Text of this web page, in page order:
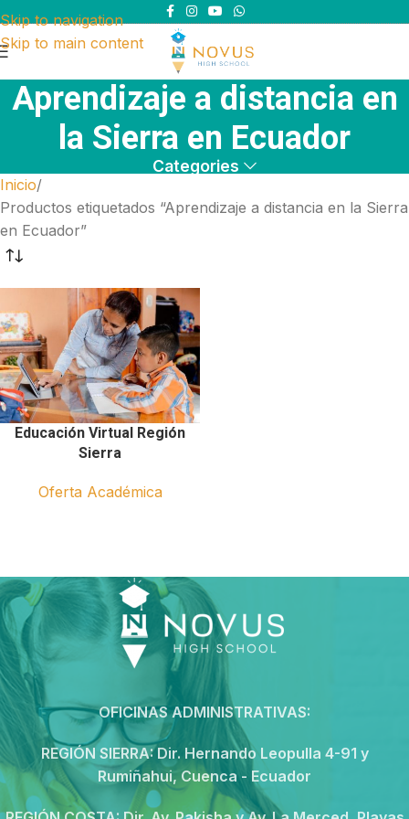
Skip to navigation
Skip to main content
Aprendizaje a distancia en
la Sierra en Ecuador
Categories
Inicio
Productos etiquetados “Aprendizaje a distancia en la Sierra
en Ecuador”
Educación Virtual Región
Sierra
Oferta Académica
OFICINAS ADMINISTRATIVAS:
REGIÓN SIERRA:Dir. Hernando Leopulla 4-91 y
Rumiñahui, Cuenca - Ecuador